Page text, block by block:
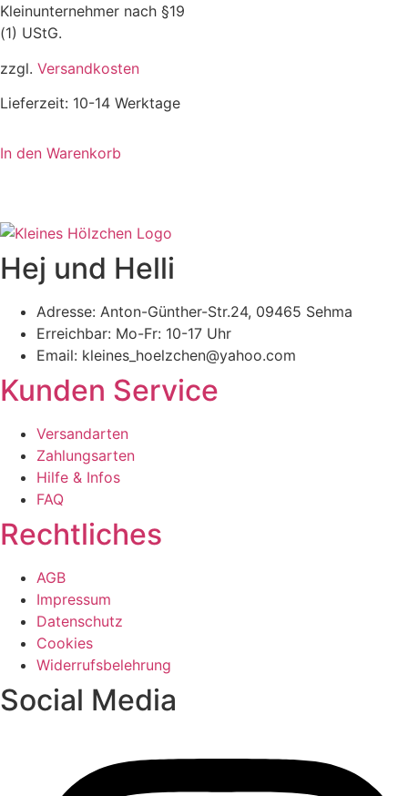
Kleinunternehmer nach §19
(1) UStG.
zzgl. Versandkosten
Lieferzeit: 10-14 Werktage
In den Warenkorb
Hej und Helli
Adresse: Anton-Günther-Str.24, 09465 Sehma
Erreichbar: Mo-Fr: 10-17 Uhr
Email: kleines_hoelzchen@yahoo.com
Kunden Service
Versandarten
Zahlungsarten
Hilfe & Infos
FAQ
Rechtliches
AGB
Impressum
Datenschutz
Cookies
Widerrufsbelehrung
Social Media